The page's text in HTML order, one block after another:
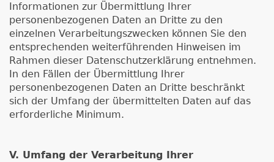
Informationen zur Übermittlung Ihrer
personenbezogenen Daten an Dritte zu den
einzelnen Verarbeitungszwecken können Sie den
entsprechenden weiterführenden Hinweisen im
Rahmen dieser Datenschutzerklärung entnehmen.
In den Fällen der Übermittlung Ihrer
personenbezogenen Daten an Dritte beschränkt
sich der Umfang der übermittelten Daten auf das
erforderliche Minimum.
V. Umfang der Verarbeitung Ihrer